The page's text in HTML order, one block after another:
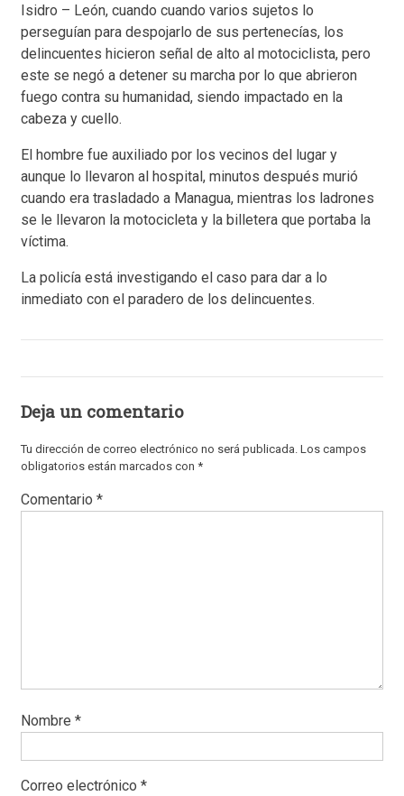
Isidro – León, cuando cuando varios sujetos lo
perseguían para despojarlo de sus pertenecías, los
delincuentes hicieron señal de alto al motociclista, pero
este se negó a detener su marcha por lo que abrieron
fuego contra su humanidad, siendo impactado en la
cabeza y cuello.
El hombre fue auxiliado por los vecinos del lugar y
aunque lo llevaron al hospital, minutos después murió
cuando era trasladado a Managua, mientras los ladrones
se le llevaron la motocicleta y la billetera que portaba la
víctima.
La policía está investigando el caso para dar a lo
inmediato con el paradero de los delincuentes.
Deja un comentario
Tu dirección de correo electrónico no será publicada. Los campos
obligatorios están marcados con *
Comentario *
Nombre *
Correo electrónico *